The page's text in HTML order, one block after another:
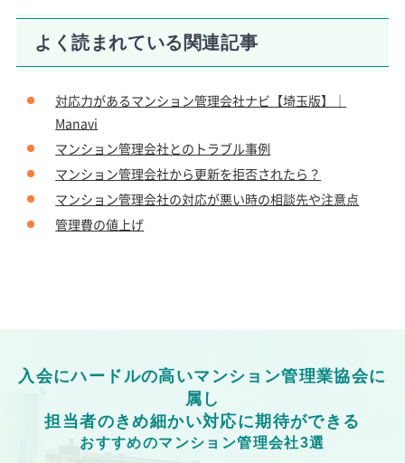
よく読まれている関連記事
対応力があるマンション管理会社ナビ【埼玉版】｜
Manavi
マンション管理会社とのトラブル事例
マンション管理会社から更新を拒否されたら？
マンション管理会社の対応が悪い時の相談先や注意点
管理費の値上げ
入会にハードルの高いマンション管理業協会に
属し
担当者のきめ細かい対応に期待ができる
おすすめのマンション管理会社3選